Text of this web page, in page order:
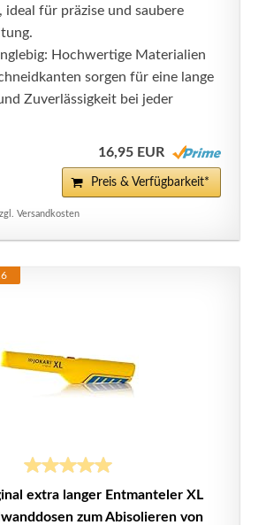
ideal für präzise und saubere
Hochwertige Materialien
sorgen für eine lange
Zuverlässigkeit bei jeder
16,95 EUR
Preis & Verfügbarkeit*
Versandkosten
extra langer Entmanteler XL
zum Abisolieren von